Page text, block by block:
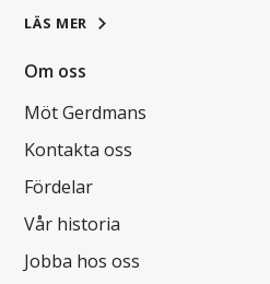
LÄS MER
Om oss
Möt Gerdmans
Kontakta oss
Fördelar
Vår historia
Jobba hos oss